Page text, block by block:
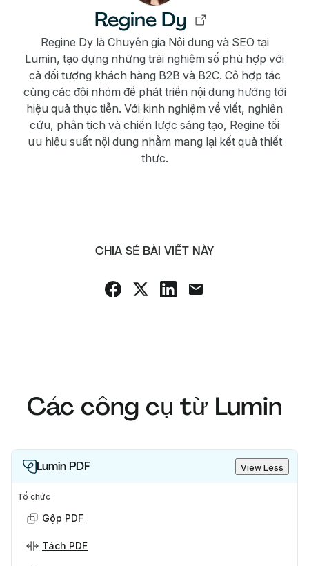
Regine Dy
Regine Dy là Chuyên gia Nội dung và SEO tại
Lumin, tạo dựng những trải nghiệm số phù hợp với
cả đối tượng khách hàng B2B và B2C. Cô hợp tác
cùng các đội nhóm để phát triển nội dung hướng tới
hiệu quả thực tiễn. Với kinh nghiệm về viết, nghiên
cứu, phân tích và chiến lược sáng tạo, Regine tối
ưu hiệu suất nội dung nhằm mang lại kết quả thiết
thực.
CHIA SẺ BÀI VIẾT NÀY
Các công cụ từ Lumin
Lumin PDF View Less
Tổ chức
Gộp PDF
Tách PDF